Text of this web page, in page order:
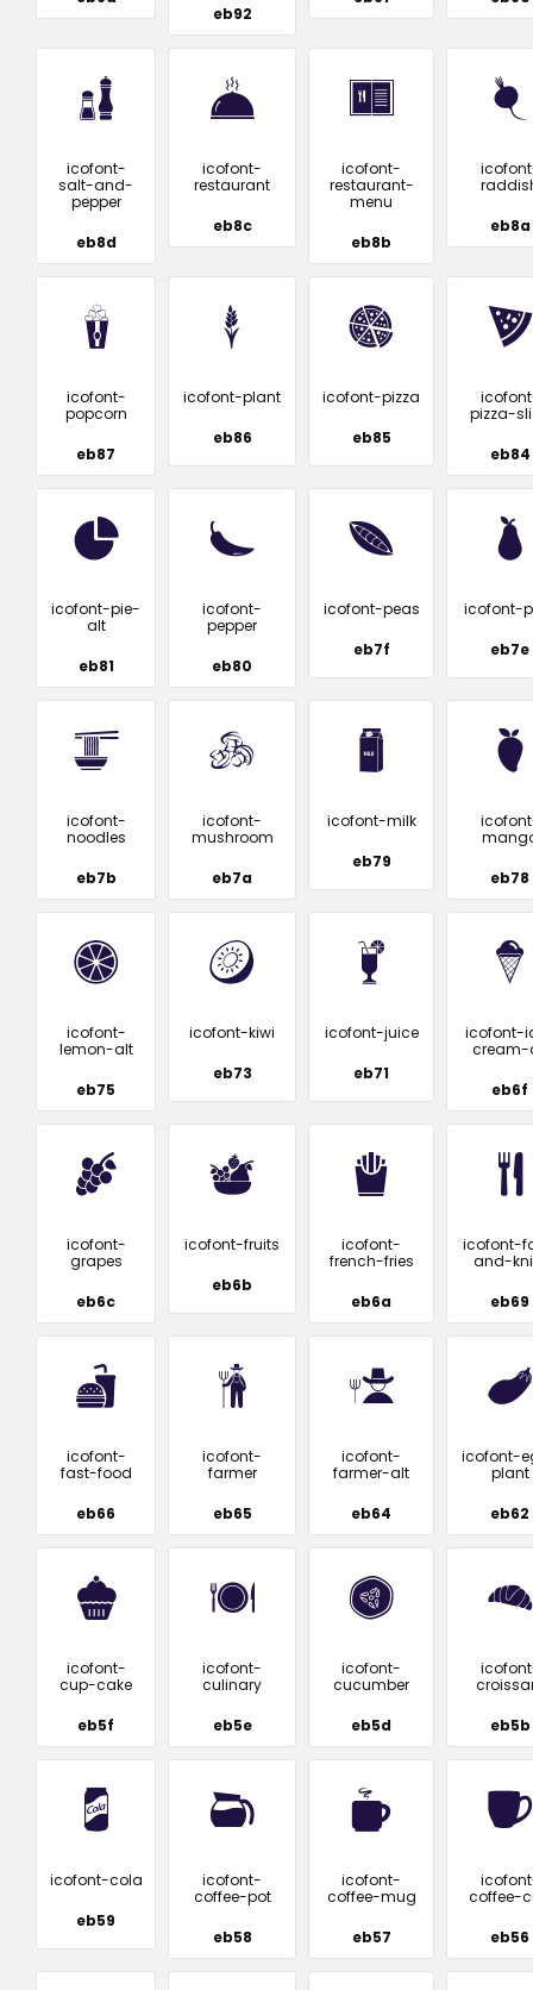
eb92
icofont-
salt-and-
pepper
eb8d
icofont-
restaurant
eb8c
icofont-
restaurant-
menu
eb8b
eb8a
icofont-
popcorn
eb87
icofont-plant
eb86
icofont-pizza
eb85
pizza-
eb84
icofont-pie-
alt
eb81
icofont-
pepper
eb80
icofont-peas
eb7f
icofont-
eb7e
icofont-
noodles
eb7b
icofont-
mushroom
eb7a
icofont-milk
eb79
eb78
icofont-
lemon-alt
eb75
icofont-kiwi
eb73
icofont-juice
eb71
icofont-
cream-
eb6f
icofont-
grapes
eb6c
icofont-fruits
eb6b
icofont-
french-fries
eb6a
icofont-
and-
eb69
icofont-
fast-food
eb66
icofont-
farmer
eb65
icofont-
farmer-alt
eb64
icofont-
plant
eb62
icofont-
cup-cake
eb5f
icofont-
culinary
eb5e
icofont-
cucumber
eb5d
eb5b
icofont-cola
eb59
icofont-
coffee-pot
eb58
icofont-
coffee-mug
eb57
coffee-
eb56